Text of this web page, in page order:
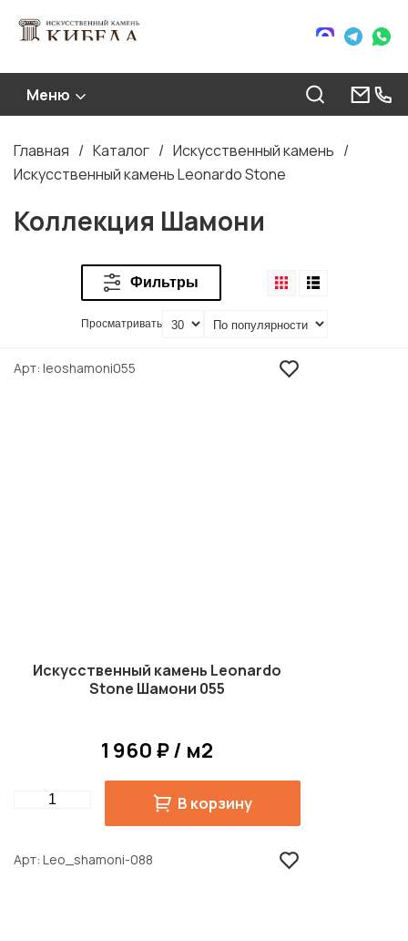
Меню
Строка
навигации
Главная Каталог
Искусственный камень
Искусственный камень Leonardo Stone
Коллекция Шамони
Фильтры
Просматривать
Арт leoshamoni055
Искусственный камень Leonardo
Stone Шамони 055
1 960 ₽ / м2
Quantity В корзину
Арт Leo_shamoni-088